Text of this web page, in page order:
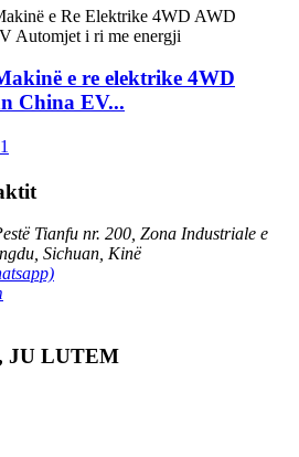
e re elektrike 4WD
China EV...
Tianfu nr. 200, Zona Industriale e
Sichuan, Kinë
JU LUTEM